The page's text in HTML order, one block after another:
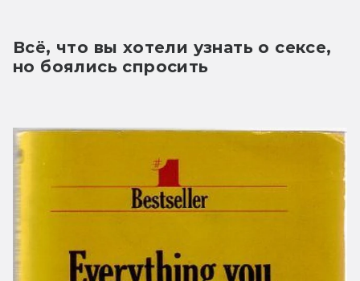
Всё, что вы хотели узнать о сексе,
но боялись спросить